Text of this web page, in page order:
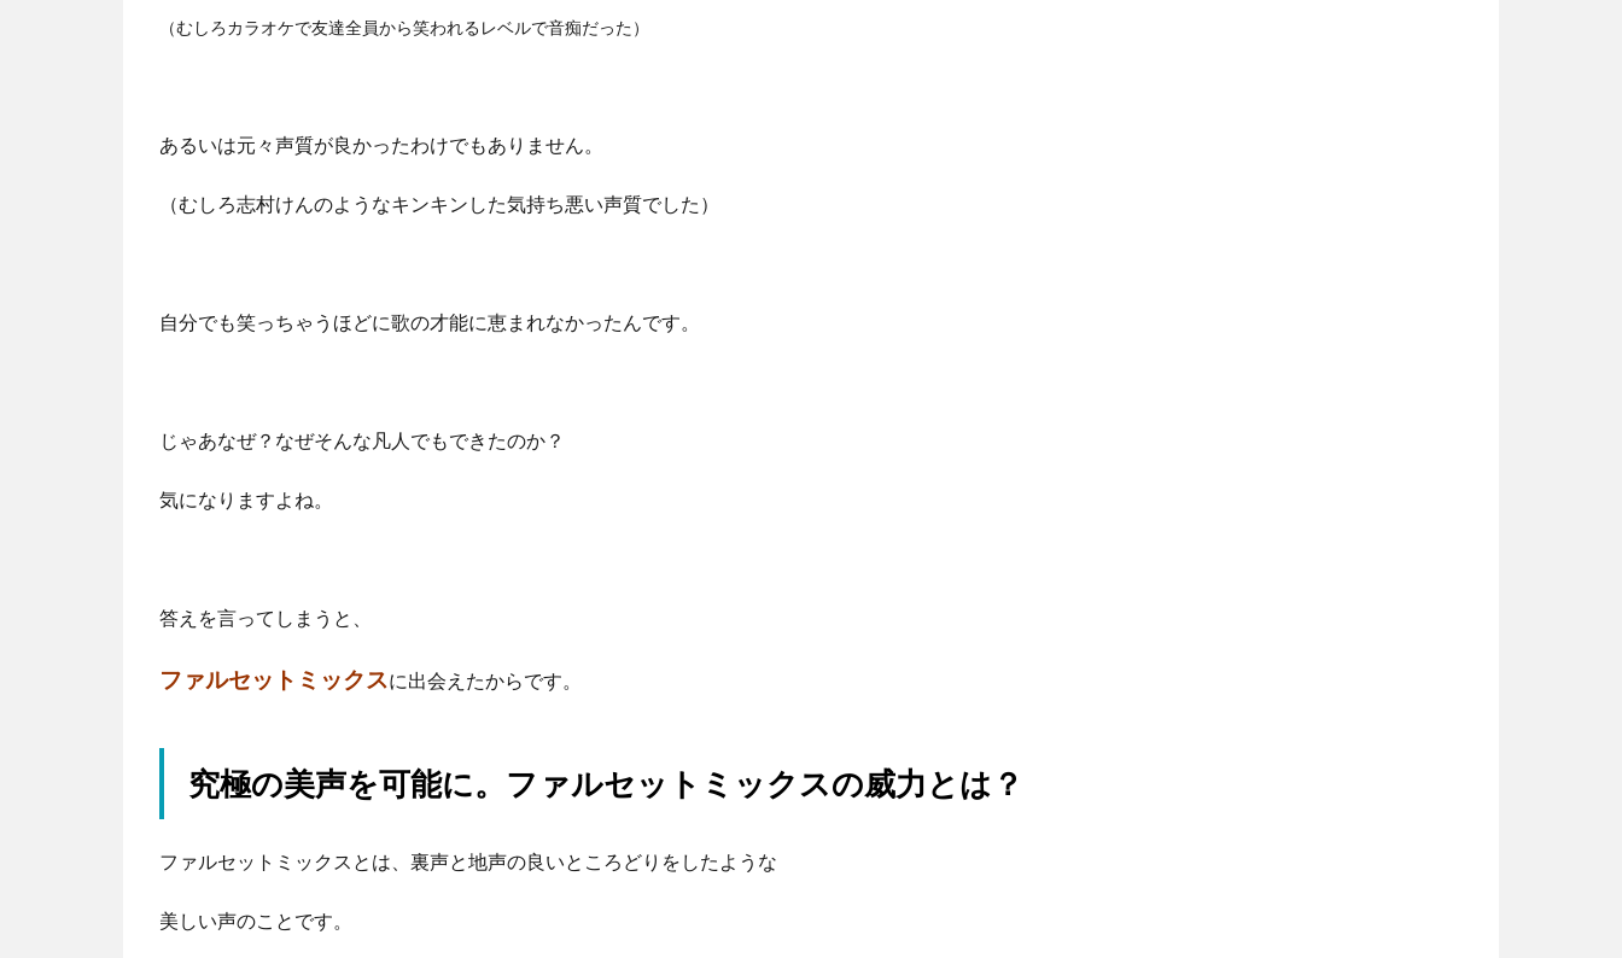
（むしろカラオケで友達全員から笑われるレベルで音痴だった）
あるいは元々声質が良かったわけでもありません。
（むしろ志村けんのようなキンキンした気持ち悪い声質でした）
自分でも笑っちゃうほどに歌の才能に恵まれなかったんです。
じゃあなぜ？なぜそんな凡人でもできたのか？
気になりますよね。
答えを言ってしまうと、
ファルセットミックスに出会えたからです。
究極の美声を可能に。ファルセットミックスの威力とは？
ファルセットミックスとは、裏声と地声の良いところどりをしたような
美しい声のことです。